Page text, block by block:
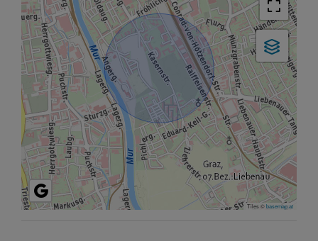
Tiles ©basemap.at